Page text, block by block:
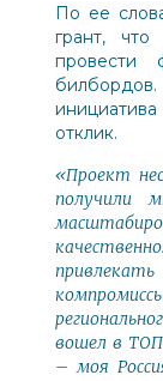
По ее
грант, что
провести
отклик.
«Проект
получили
вошел в
– моя